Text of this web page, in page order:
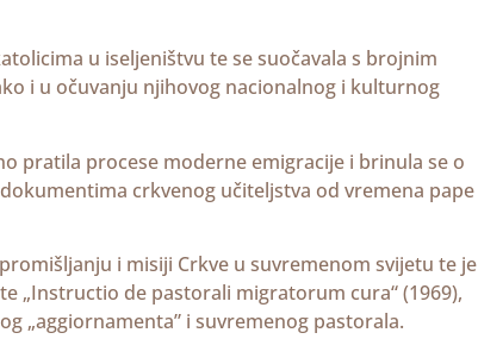
u iseljeništvu te se suočavala s brojnim
i u očuvanju njihovog nacionalnog i kulturnog
pratila procese moderne emigracije i brinula se o
crkvenog učiteljstva od vremena pape
i misiji Crkve u suvremenom svijetu te je
„Instructio de pastorali migratorum cura“ (1969),
„aggiornamenta” i suvremenog pastorala.